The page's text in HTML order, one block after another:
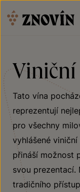
Tato vína
reprezentují
pro všechny
vyhlášené
přináší možnost
svou prezentací.
tradičního